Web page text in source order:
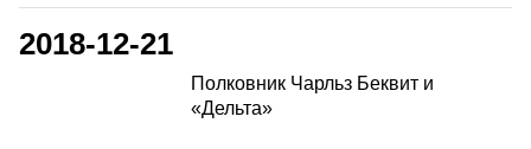
2018-12-21
Полковник Чарльз Беквит и
«Дельта»